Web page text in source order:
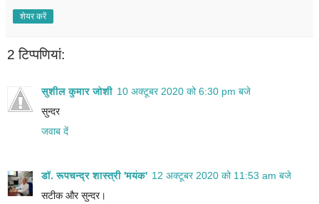
शेयर करें
2 टिप्‍पणियां:
सुशील कुमार जोशी 10 अक्टूबर 2020 को 6:30 pm बजे
सुन्दर
जवाब दें
डॉ. रूपचन्द्र शास्त्री 'मयंक' 12 अक्टूबर 2020 को 11:53 am बजे
सटीक और सुन्दर।